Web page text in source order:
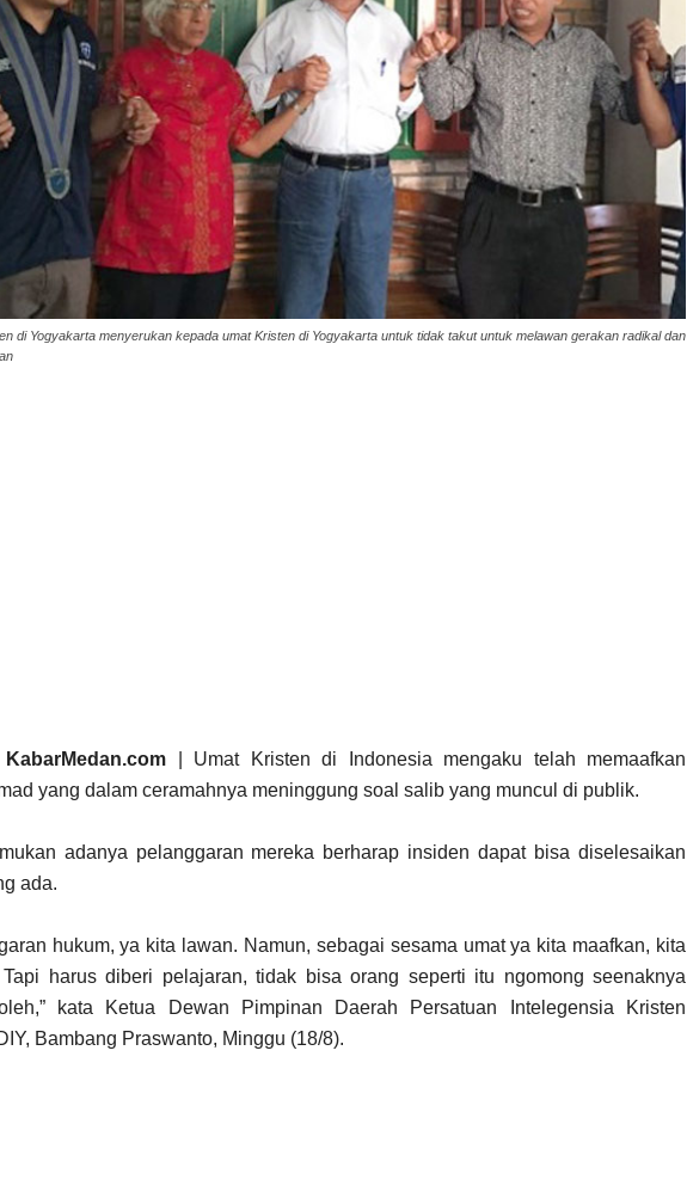
di Yogyakarta menyerukan kepada umat Kristen di Yogyakarta untuk tidak takut untuk melawan gerakan radikal dan
| Umat Kristen di Indonesia mengaku telah memaafkan
yang dalam ceramahnya meninggung soal salib yang muncul di publik.
adanya pelanggaran mereka berharap insiden dapat bisa diselesaikan
ada.
hukum, ya kita lawan. Namun, sebagai sesama umat ya kita maafkan, kita
harus diberi pelajaran, tidak bisa orang seperti itu ngomong seenaknya
kata Ketua Dewan Pimpinan Daerah Persatuan Intelegensia Kristen
Bambang Praswanto, Minggu (18/8).